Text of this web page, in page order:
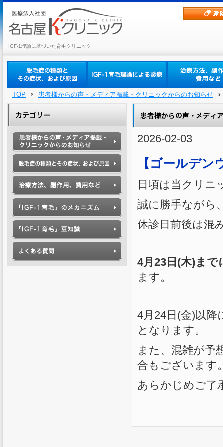
IGF-1理論に基づいた育毛クリニック
TOP 患者様からの声・メディア掲載・クリニックからのお知らせ
2026-02-03
【ゴールデン
日頃は当クリニ
誠に勝手ながら
休診日前後は混
4月23日(木)まで
ます。
4月24日(金)以降
となります。
また、混雑が予
合もございます
あらかじめご了